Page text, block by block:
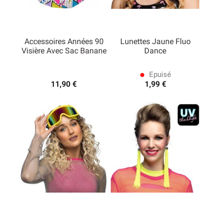
Accessoires Années 90
Visière Avec Sac Banane
11,90 €
Lunettes Jaune Fluo
Dance
lens Epuisé
1,99 €